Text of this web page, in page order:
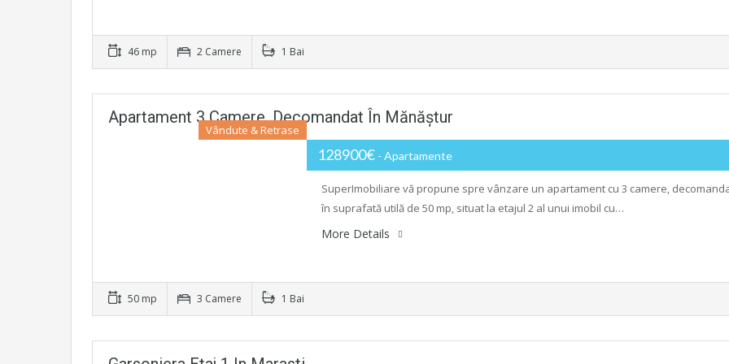
46 mp 2 Camere 1 Bai
Apartament 3 Camere, Decomandat În Mănăștur
Vândute & Retrase
128900€ - Apartamente
SuperImobiliare vă propune spre vânzare un apartament cu 3 camere,
în suprafată utilă de 50 mp, situat la etajul 2 al unui imobil cu…
More Details
50 mp 3 Camere 1 Bai